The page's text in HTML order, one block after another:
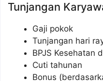
Tunjangan
Gaji pokok
Tunjangan hari
BPJS Kesehatan
Cuti tahunan
Bonus